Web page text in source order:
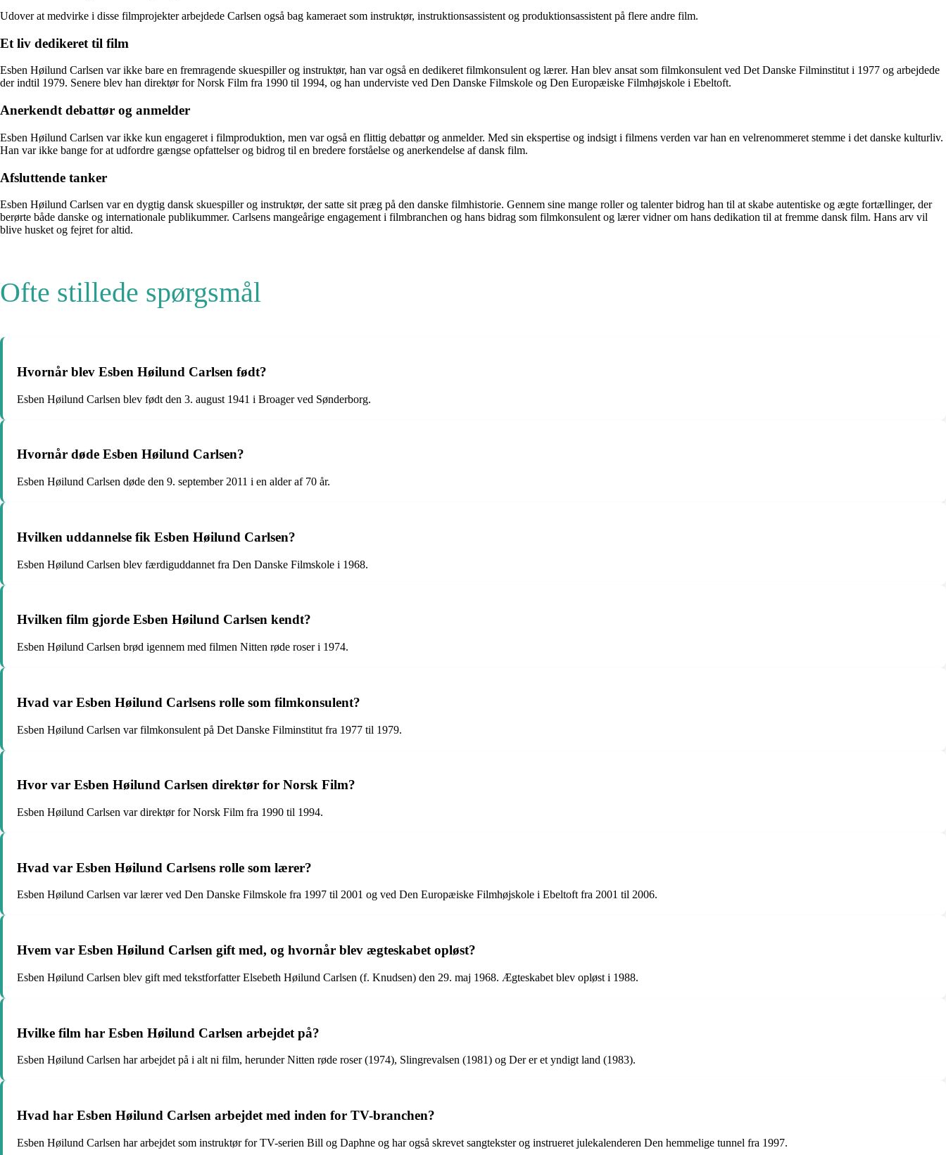
Udover at medvirke i disse filmprojekter arbejdede Carlsen også bag kameraet som instruktør, instruktionsassistent og produktionsassistent på flere andre film.
Et liv dedikeret til film
Esben Høilund Carlsen var ikke bare en fremragende skuespiller og instruktør, han var også en dedikeret filmkonsulent og lærer. Han blev ansat som filmkonsulent ved Det Danske Filminstitut i 1977 og arbejdede
der indtil 1979. Senere blev han direktør for Norsk Film fra 1990 til 1994, og han underviste ved Den Danske Filmskole og Den Europæiske Filmhøjskole i Ebeltoft.
Anerkendt debattør og anmelder
Esben Høilund Carlsen var ikke kun engageret i filmproduktion, men var også en flittig debattør og anmelder. Med sin ekspertise og indsigt i filmens verden var han en velrenommeret stemme i det danske kulturliv.
Han var ikke bange for at udfordre gængse opfattelser og bidrog til en bredere forståelse og anerkendelse af dansk film.
Afsluttende tanker
Esben Høilund Carlsen var en dygtig dansk skuespiller og instruktør, der satte sit præg på den danske filmhistorie. Gennem sine mange roller og talenter bidrog han til at skabe autentiske og ægte fortællinger, der
berørte både danske og internationale publikummer. Carlsens mangeårige engagement i filmbranchen og hans bidrag som filmkonsulent og lærer vidner om hans dedikation til at fremme dansk film. Hans arv vil
blive husket og fejret for altid.
Ofte stillede spørgsmål
Hvornår blev Esben Høilund Carlsen født?
Esben Høilund Carlsen blev født den 3. august 1941 i Broager ved Sønderborg.
Hvornår døde Esben Høilund Carlsen?
Esben Høilund Carlsen døde den 9. september 2011 i en alder af 70 år.
Hvilken uddannelse fik Esben Høilund Carlsen?
Esben Høilund Carlsen blev færdiguddannet fra Den Danske Filmskole i 1968.
Hvilken film gjorde Esben Høilund Carlsen kendt?
Esben Høilund Carlsen brød igennem med filmen Nitten røde roser i 1974.
Hvad var Esben Høilund Carlsens rolle som filmkonsulent?
Esben Høilund Carlsen var filmkonsulent på Det Danske Filminstitut fra 1977 til 1979.
Hvor var Esben Høilund Carlsen direktør for Norsk Film?
Esben Høilund Carlsen var direktør for Norsk Film fra 1990 til 1994.
Hvad var Esben Høilund Carlsens rolle som lærer?
Esben Høilund Carlsen var lærer ved Den Danske Filmskole fra 1997 til 2001 og ved Den Europæiske Filmhøjskole i Ebeltoft fra 2001 til 2006.
Hvem var Esben Høilund Carlsen gift med, og hvornår blev ægteskabet opløst?
Esben Høilund Carlsen blev gift med tekstforfatter Elsebeth Høilund Carlsen (f. Knudsen) den 29. maj 1968. Ægteskabet blev opløst i 1988.
Hvilke film har Esben Høilund Carlsen arbejdet på?
Esben Høilund Carlsen har arbejdet på i alt ni film, herunder Nitten røde roser (1974), Slingrevalsen (1981) og Der er et yndigt land (1983).
Hvad har Esben Høilund Carlsen arbejdet med inden for TV-branchen?
Esben Høilund Carlsen har arbejdet som instruktør for TV-serien Bill og Daphne og har også skrevet sangtekster og instrueret julekalenderen Den hemmelige tunnel fra 1997.